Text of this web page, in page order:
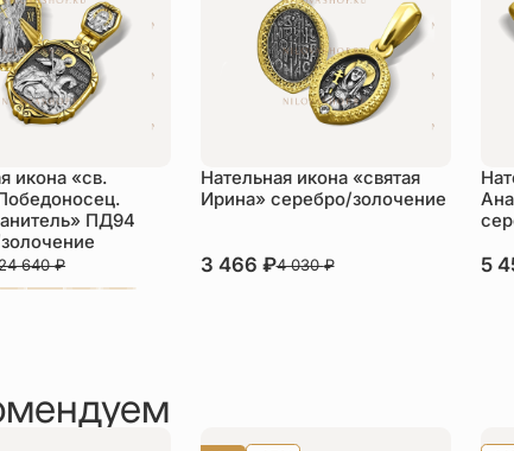
икона «св.
ПД94
640₽
Нательная икона «святая
Ирина» серебро/золочение
3 466 ₽4 030₽ 5